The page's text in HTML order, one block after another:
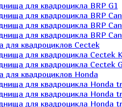
для квадроцикла BRP G1
для квадроцикла BRP
для квадроцикла BRP
для квадроцикла BRP
квадроциклов Cectek
для квадроцикла Cectek
для квадроцикла Cectek
квадроциклов Honda
для квадроцикла Honda
для квадроцикла Honda
для квадроцикла Honda